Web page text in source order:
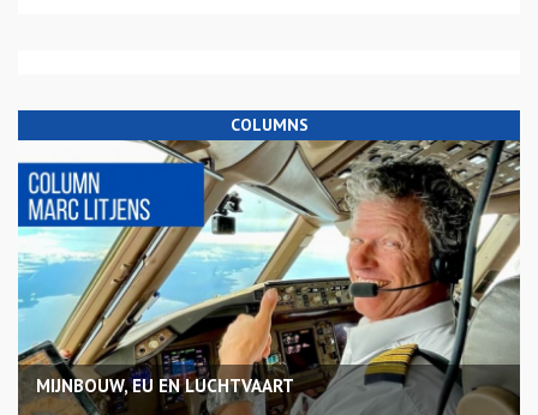
COLUMNS
MIJNBOUW, EU EN LUCHTVAART